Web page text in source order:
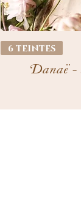
6 teintes
Danaë -